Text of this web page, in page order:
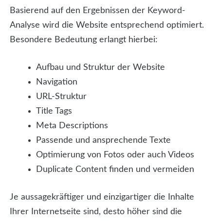
Basierend auf den Ergebnissen der Keyword-
Analyse wird die Website entsprechend optimiert.
Besondere Bedeutung erlangt hierbei:
Aufbau und Struktur der Website
Navigation
URL-Struktur
Title Tags
Meta Descriptions
Passende und ansprechende Texte
Optimierung von Fotos oder auch Videos
Duplicate Content finden und vermeiden
Je aussagekräftiger und einzigartiger die Inhalte
Ihrer Internetseite sind, desto höher sind die